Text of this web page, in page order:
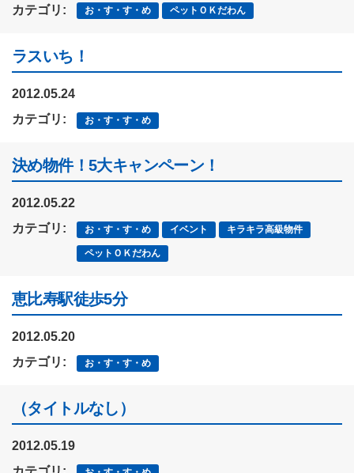
カテゴリ:
お・す・す・め ペットＯＫだわん
ラスいち！
2012.05.24
カテゴリ:
お・す・す・め
決め物件！5大キャンペーン！
2012.05.22
カテゴリ:
お・す・す・め イベント キラキラ高級物件
ペットＯＫだわん
恵比寿駅徒歩5分
2012.05.20
カテゴリ:
お・す・す・め
（タイトルなし）
2012.05.19